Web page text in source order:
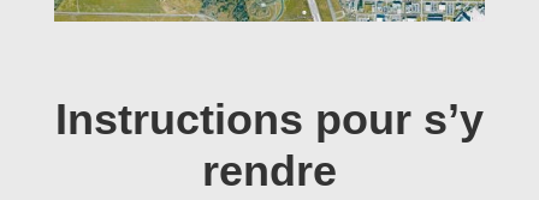
Instructions pour s’y
rendre